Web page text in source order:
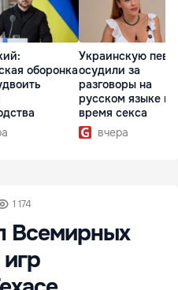
оборонка
Украинскую
осудили за
разговоры на
русском языке во
время секса
вчера
1 174
Всемирных